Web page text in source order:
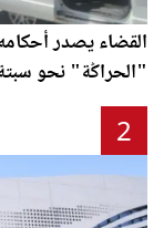
القضاء يصدر
"الحراݣة" نحو
2